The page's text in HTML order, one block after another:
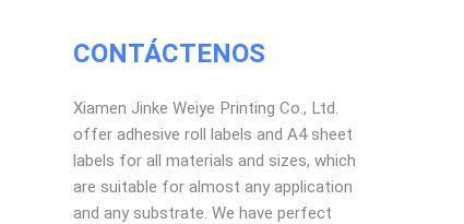
CONTÁCTENOS
Xiamen Jinke Weiye Printing Co., Ltd.
offer adhesive roll labels and A4 sheet
labels for all materials and sizes, which
are suitable for almost any application
and any substrate. We have perfect